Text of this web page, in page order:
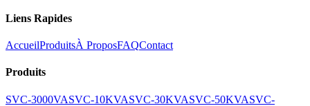
Liens Rapides
AccueilProduitsÀ ProposFAQContact
Produits
SVC-3000VASVC-10KVASVC-30KVASVC-50KVASVC-